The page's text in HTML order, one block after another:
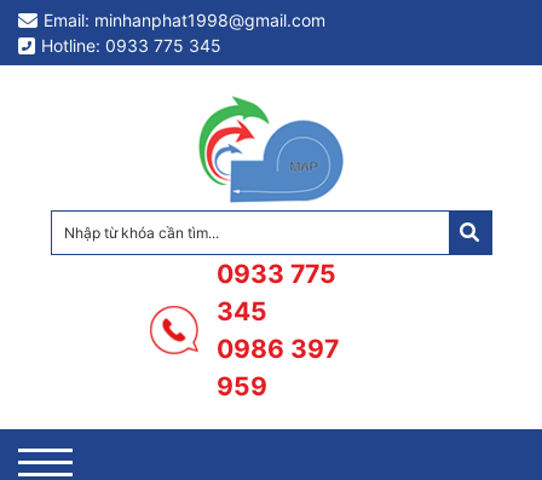
Email: minhanphat1998@gmail.com
Hotline: 0933 775 345
0933 775
345
0986 397
959